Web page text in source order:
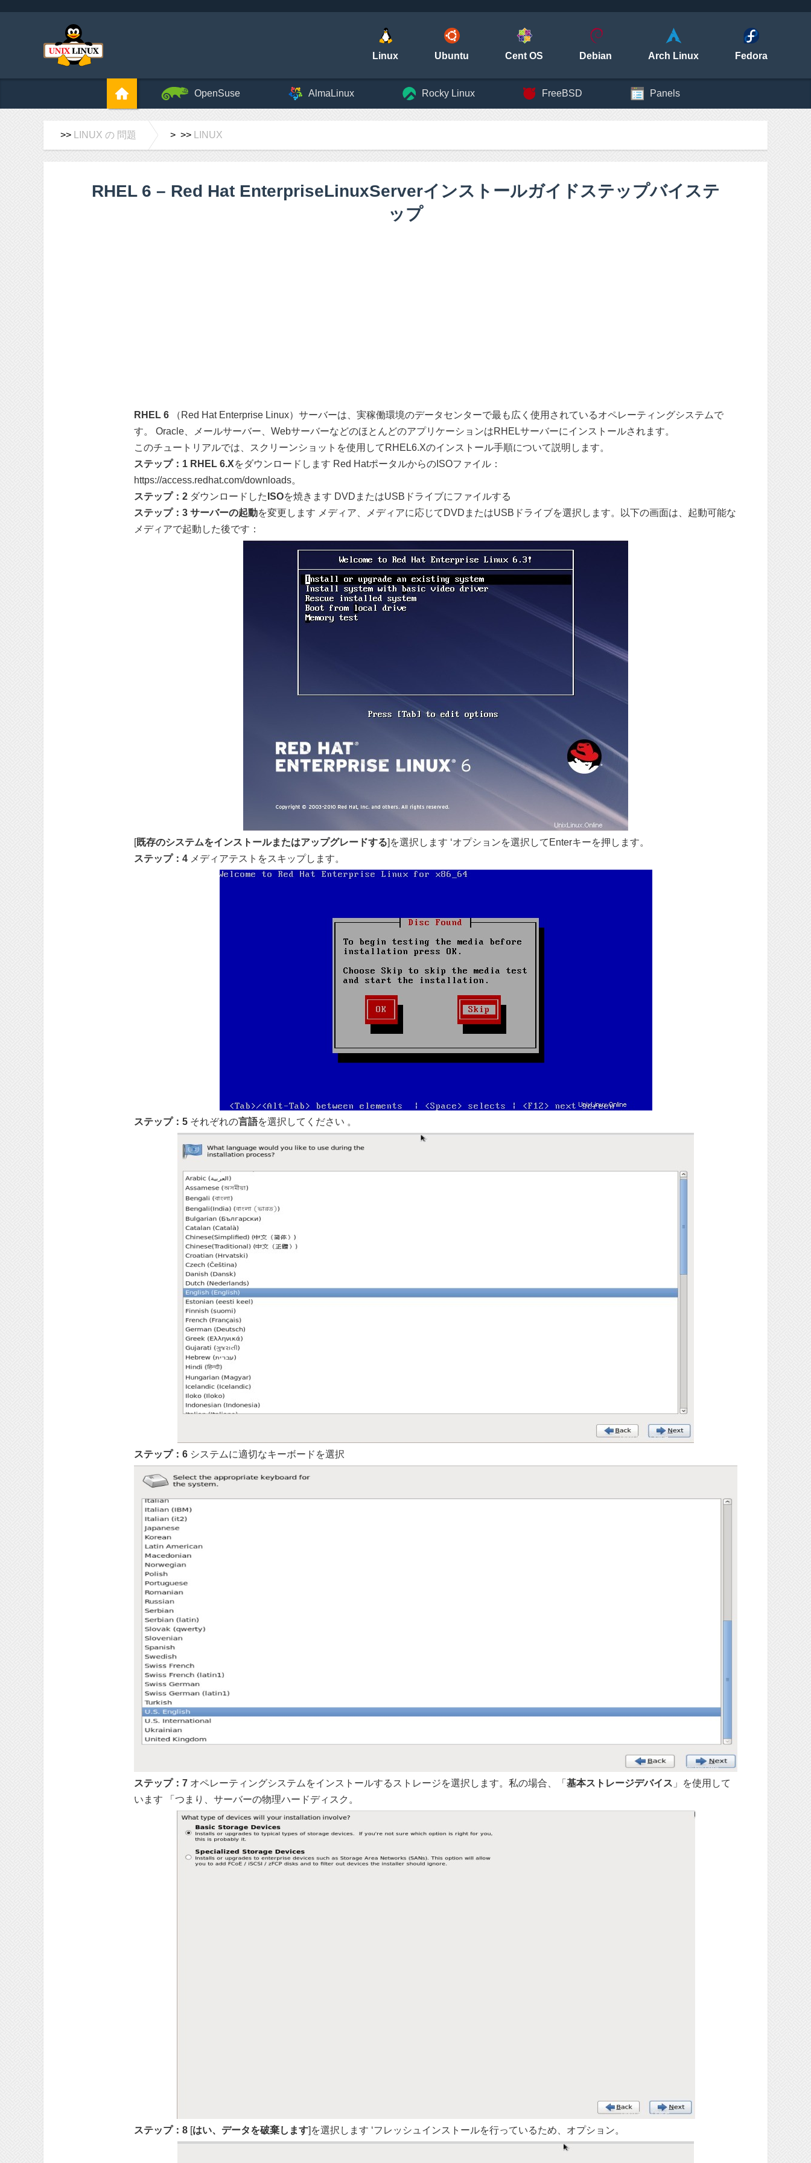
Linux Ubuntu Cent OS Debian Arch Linux Fedora
OpenSuse AlmaLinux Rocky Linux FreeBSD Panels
>> LINUX の 問題 > >> LINUX
RHEL 6 – Red Hat EnterpriseLinuxServerインストールガイドステップバイステ
ップ
RHEL 6
（Red Hat Enterprise Linux）サーバーは、実稼働環境のデータセンターで最も広く使用されているオペレーティングシステムで
す。 Oracle、メールサーバー、WebサーバーなどのほとんどのアプリケーションはRHELサーバーにインストールされます。
このチュートリアルでは、スクリーンショットを使用してRHEL6.Xのインストール手順について説明します。
ステップ：1 RHEL 6.Xをダウンロードします Red HatポータルからのISOファイル：
https://access.redhat.com/downloads。
ステップ：2 ダウンロードした ISOを焼きます DVDまたはUSBドライブにファイルする
ステップ：3 サーバーの起動を変更します メディア、メディアに応じてDVDまたはUSBドライブを選択します。以下の画面は、起動可能な
メディアで起動した後です：
[既存のシステムをインストールまたはアップグレードする]を選択します ‘オプションを選択してEnterキーを押します。
ステップ：4 メディアテストをスキップします。
ステップ：5 それぞれの言語を選択してください 。
ステップ：6 システムに適切なキーボードを選択
ステップ：7 オペレーティングシステムをインストールするストレージを選択します。私の場合、「 基本ストレージデバイス 」を使用して
います 「つまり、サーバーの物理ハードディスク。
ステップ：8 [はい、データを破棄します]を選択します ‘フレッシュインストールを行っているため、オプション。